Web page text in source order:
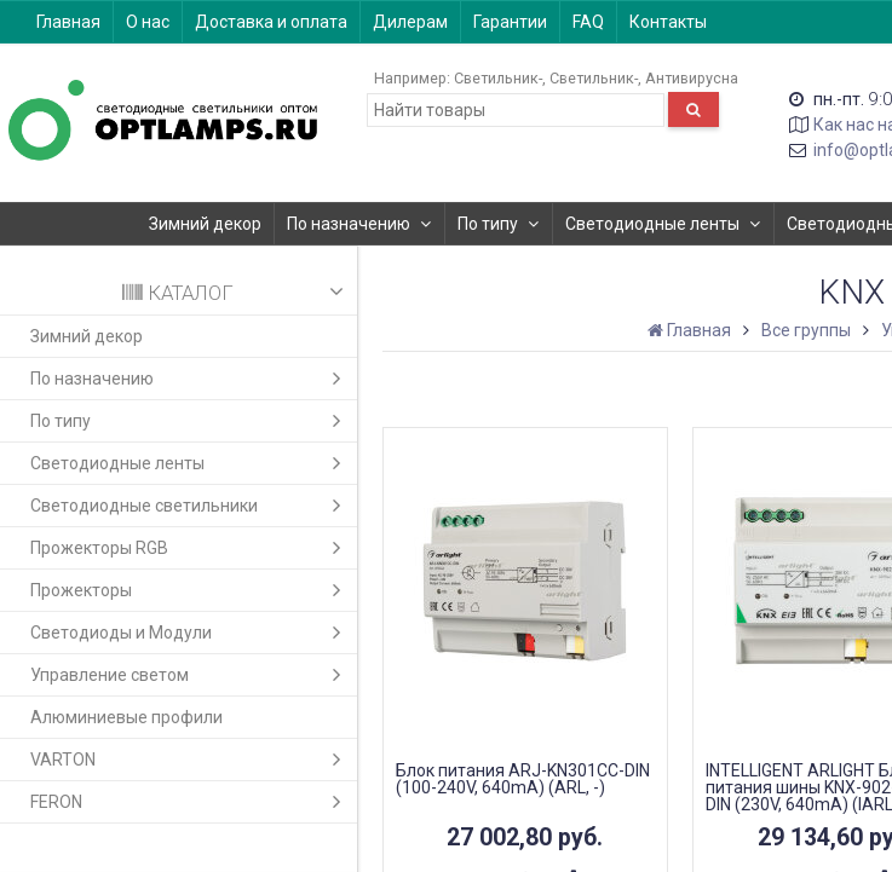
Главная О нас Доставка и оплата Дилерам Гарантии FAQ Контакты
Например: Светильник- Светильник- Антивирусна
пн.-пт.
Как нас
Зимний декор По назначению По типу Светодиодные ленты
КАТАЛОГ
Зимний декор
По назначению
По типу
Светодиодные ленты
Светодиодные светильники
Прожекторы RGB
Прожекторы
Светодиоды и Модули
Управление светом
Алюминиевые профили
VARTON
FERON
Главная Все группы
Блок питания ARJ-KN301CC-DIN
(100-240V, 640mA) (ARL, -)
27 002,80 руб.
INTELLIGENT ARLIGHT
питания шины KNX-
DIN (230V, 640mA)
29 134,60